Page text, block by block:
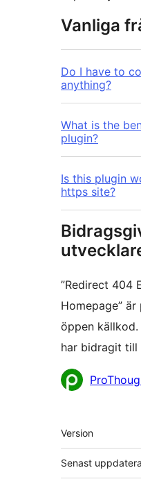
Vanliga
Do I have to
anything?
What is the
plugin?
Is this plugin
https site?
”Redirect 404
Homepage”
öppen källkod.
har bidragit
Bidragande
Meta
Version
Senast